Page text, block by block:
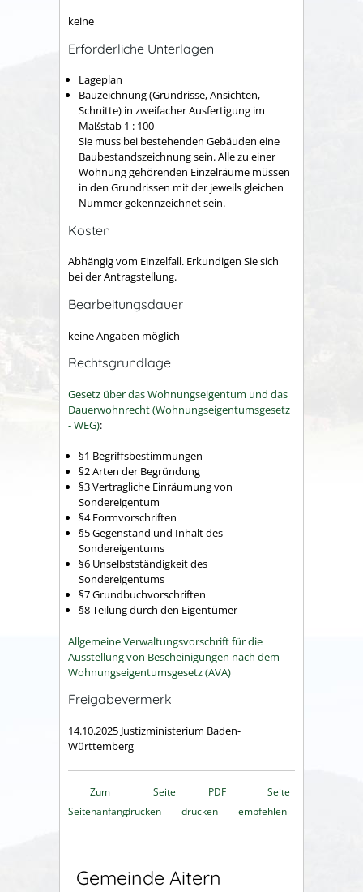
keine
Erforderliche Unterlagen
Lageplan
Bauzeichnung (Grundrisse, Ansichten,
Schnitte) in zweifacher Ausfertigung im
Maßstab 1 : 100
Sie muss bei bestehenden Gebäuden eine
Baubestandszeichnung sein. Alle zu einer
Wohnung gehörenden Einzelräume müssen
in den Grundrissen mit der jeweils gleichen
Nummer gekennzeichnet sein.
Kosten
Abhängig vom Einzelfall. Erkundigen Sie sich
bei der Antragstellung.
Bearbeitungsdauer
keine Angaben möglich
Rechtsgrundlage
Gesetz über das Wohnungseigentum und das
Dauerwohnrecht (Wohnungseigentumsgesetz
- WEG):
§1 Begriffsbestimmungen
§2 Arten der Begründung
§3 Vertragliche Einräumung von
Sondereigentum
§4 Formvorschriften
§5 Gegenstand und Inhalt des
Sondereigentums
§6 Unselbstständigkeit des
Sondereigentums
§7 Grundbuchvorschriften
§8 Teilung durch den Eigentümer
Allgemeine Verwaltungsvorschrift für die
Ausstellung von Bescheinigungen nach dem
Wohnungseigentumsgesetz (AVA)
Freigabevermerk
14.10.2025 Justizministerium Baden-
Württemberg
Zum
Seitenanfang
Seite
drucken
PDF
drucken
Seite
empfehlen
Gemeinde Aitern